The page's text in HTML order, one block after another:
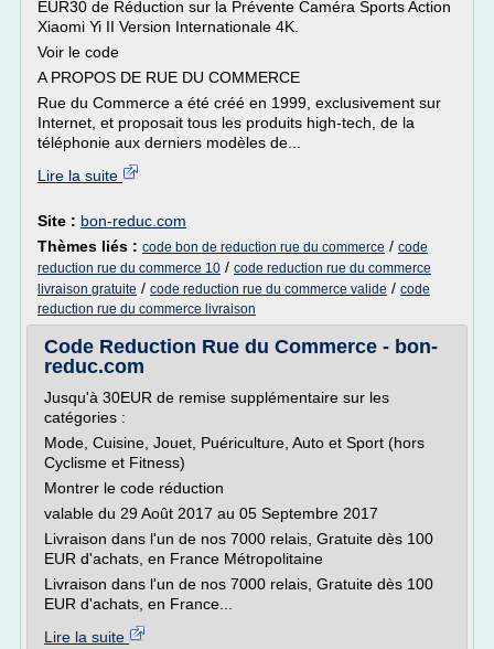
EUR30 de Réduction sur la Prévente Caméra Sports Action
Xiaomi Yi II Version Internationale 4K.
Voir le code
A PROPOS DE RUE DU COMMERCE
Rue du Commerce a été créé en 1999, exclusivement sur
Internet, et proposait tous les produits high-tech, de la
téléphonie aux derniers modèles de...
Lire la suite
Site : bon-reduc.com
Thèmes liés : code bon de reduction rue du commerce / code
reduction rue du commerce 10 / code reduction rue du commerce
livraison gratuite / code reduction rue du commerce valide / code
reduction rue du commerce livraison
Code Reduction Rue du Commerce - bon-
reduc.com
Jusqu'à 30EUR de remise supplémentaire sur les
catégories :
Mode, Cuisine, Jouet, Puériculture, Auto et Sport (hors
Cyclisme et Fitness)
Montrer le code réduction
valable du 29 Août 2017 au 05 Septembre 2017
Livraison dans l'un de nos 7000 relais, Gratuite dès 100
EUR d'achats, en France Métropolitaine
Livraison dans l'un de nos 7000 relais, Gratuite dès 100
EUR d'achats, en France...
Lire la suite